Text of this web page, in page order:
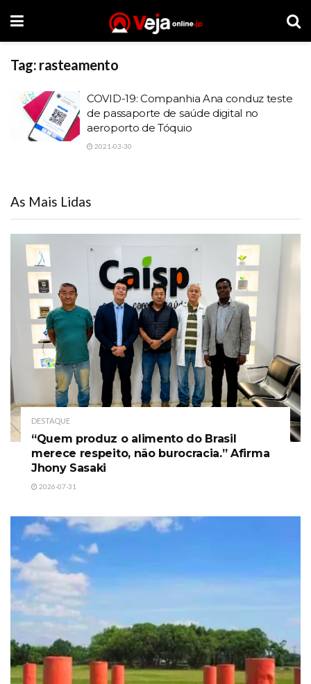
Tag: rasteamento
COVID-19: Companhia Ana conduz teste
de passaporte de saúde digital no
aeroporto de Tóquio
2021-03-30
As Mais Lidas
DESTAQUE
“Quem produz o alimento do Brasil
merece respeito, não burocracia.” Afirma
Jhony Sasaki
2026-07-31